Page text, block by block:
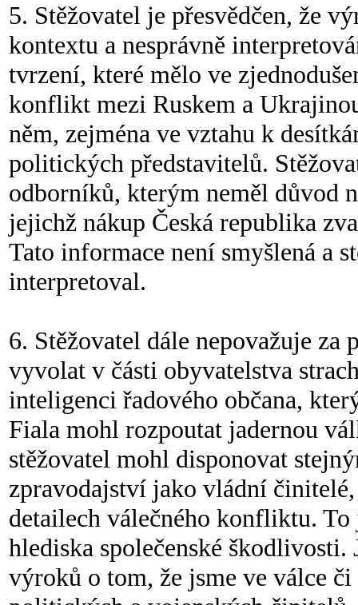
5. Stěžovatel je přesvědčen, že
kontextu a nesprávně
tvrzení, které mělo ve
konflikt mezi Ruskem a
něm, zejména ve vztahu k
politických představitelů.
odborníků, kterým neměl důvod
jejichž nákup Česká republika
Tato informace není smyšlená a
interpretoval.
6. Stěžovatel dále nepovažuje
vyvolat v části obyvatelstva
inteligenci řadového občana,
Fiala mohl rozpoutat jadernou
stěžovatel mohl disponovat
zpravodajství jako vládní
detailech válečného konfliktu. To
hlediska společenské škodlivosti.
výroků o tom, že jsme ve válce